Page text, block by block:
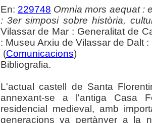
En: 229748 Omnia mors aequat :
: 3er simposi sobre història,
Vilassar de Mar : Generalitat de
: Museu Arxiu de Vilassar de Dalt
(Comunicacions)
Bibliografia.
L'actual castell de Santa
annexant-se a l'antiga Casa
residencial medieval, amb
generacions va pertànyer a la